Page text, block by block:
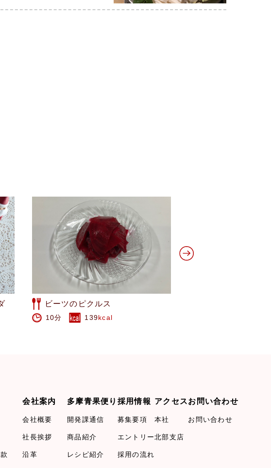
ビーツのベイクドチーズケーキ
120分 244kcal
会社案内
会社概要
社長挨拶
沿革
多摩青果便り
開発課通信
商品紹介
レシピ紹介
採用情報
募集要項
エントリー
採用の流れ
アクセス
本社
北部支店
お問い合わせ
お問い合わせ